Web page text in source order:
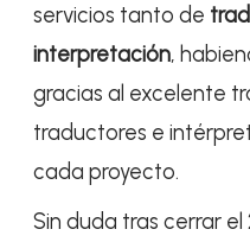
servicios tanto de
interpretación,
gracias al excelente
traductores e
cada proyecto.
Sin duda tras cerrar